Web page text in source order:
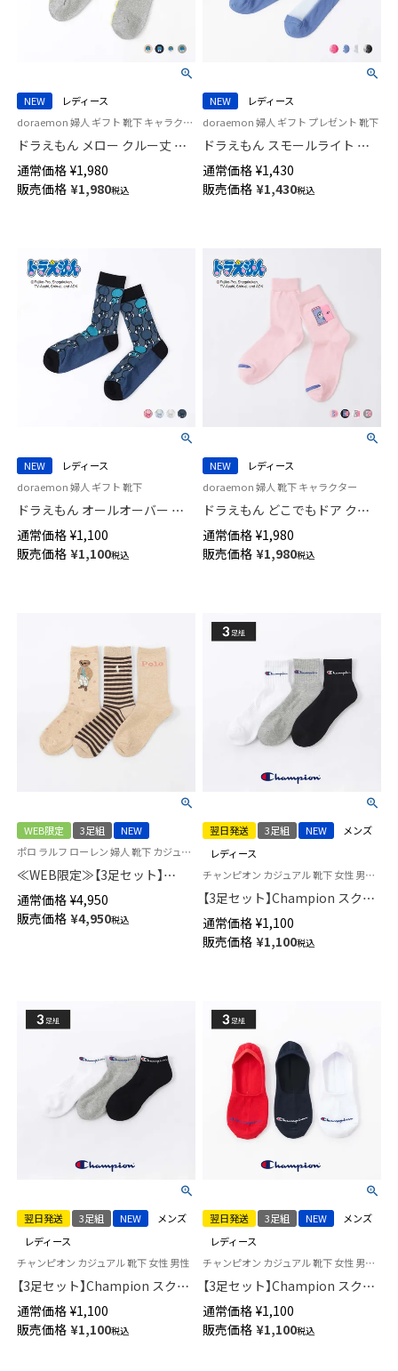
NEW
レディース
doraemon 婦人 ギフト 靴下 キャラクター
ドラえもん メロー クルー丈 カ
ジュアル ソックス レディース
日本製 03297126
通常価格 ¥1,980
販売価格 ¥1,980税込
NEW
レディース
doraemon 婦人 ギフト プレゼント 靴下
ドラえもん スモールライト シ
アー クルー丈 カジュアル ソッ
クス レディース 日本製
03297125
通常価格 ¥1,430
販売価格 ¥1,430税込
NEW
レディース
doraemon 婦人 ギフト 靴下
ドラえもん オールオーバー ク
ルー丈 カジュアル ソックス レ
ディース 03297124
通常価格 ¥1,100
販売価格 ¥1,100税込
NEW
レディース
doraemon 婦人 靴下 キャラクター
ドラえもん どこでもドア クル
ー丈 カジュアル ソックス レデ
ィース 03297123
通常価格 ¥1,980
販売価格 ¥1,980税込
WEB限定 3足組
NEW
ポロ ラルフ ローレン 婦人 靴下 カジュアル 26SS
≪WEB限定≫【3足セット】
POLO RALPH LAUREN PRE
SPRING BEAR ＆ WAFFLE
STRIPE ＆ Polo LOGO クルー丈
通常価格 ¥4,950
販売価格 ¥4,950税込
翌日発送 3足組 NEW
メンズ
レディース
チャンピオン カジュアル 靴下 女性 男性 ユニセックス
【3足セット】Champion スクリ
プトロゴ 消臭糸使用 足底パイ
ル アーチサポート ショート丈
ソックス メンズ レディース
通常価格 ¥1,100
販売価格 ¥1,100税込
翌日発送 3足組 NEW
メンズ
レディース
チャンピオン カジュアル 靴下 女性 男性
【3足セット】Champion スクリ
プトロゴ 消臭糸使用 足底パイ
ル アーチサポート スニーカー
丈 ソックス メンズ レディース
通常価格 ¥1,100
販売価格 ¥1,100税込
翌日発送 3足組 NEW
メンズ
レディース
チャンピオン カジュアル 靴下 女性 男性 ユニセックス
【3足セット】Champion スクリ
プトロゴ 消臭糸使用 かかと滑
り止め付き フットカバー カバ
ーソックス 深履き メンズ レデ
通常価格 ¥1,100
販売価格 ¥1,100税込